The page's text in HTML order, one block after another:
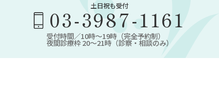
土日祝も受付
03-3987-1161
受付時間／10時～19時（完全予約制）
夜間診療枠 20～21時（診察・相談のみ）